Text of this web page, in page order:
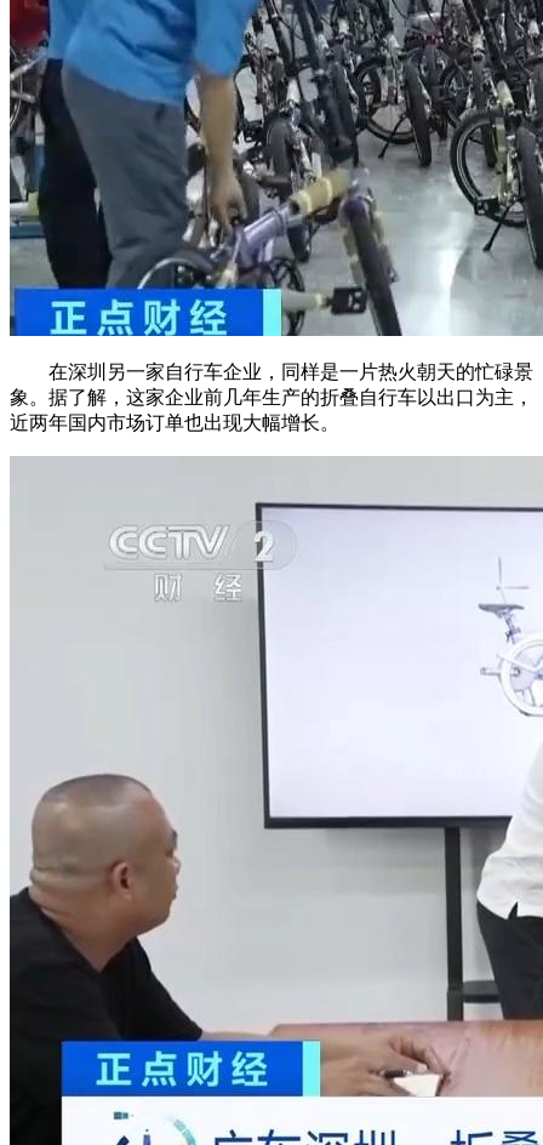
在深圳另一家自行车企业，同样是一片热火朝天的忙碌景
象。据了解，这家企业前几年生产的折叠自行车以出口为主，
近两年国内市场订单也出现大幅增长。